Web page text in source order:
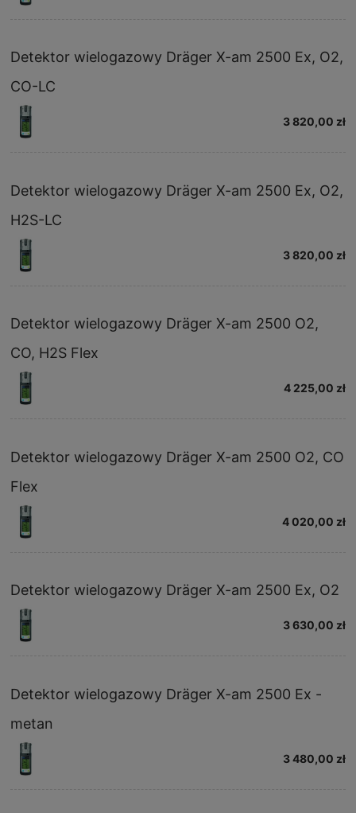
Detektor wielogazowy Dräger X-am 2500 Ex, O2,
CO-LC
3 820,00 zł
Detektor wielogazowy Dräger X-am 2500 Ex, O2,
H2S-LC
3 820,00 zł
Detektor wielogazowy Dräger X-am 2500 O2,
CO, H2S Flex
4 225,00 zł
Detektor wielogazowy Dräger X-am 2500 O2, CO
Flex
4 020,00 zł
Detektor wielogazowy Dräger X-am 2500 Ex, O2
3 630,00 zł
Detektor wielogazowy Dräger X-am 2500 Ex -
metan
3 480,00 zł